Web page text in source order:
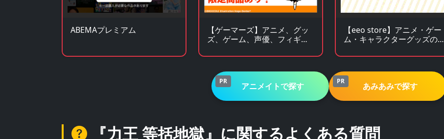
ABEMAプレミアム
【ゲーマーズ】アニメ、グッ
ズ、ゲーム、声優、フィギュ
【eeo store】アニメ・ゲー
ム・キャラクターグッズの通
PR アニメイトで探す PR あみあみで探す
『力王 等括地獄』に関するよくある質問